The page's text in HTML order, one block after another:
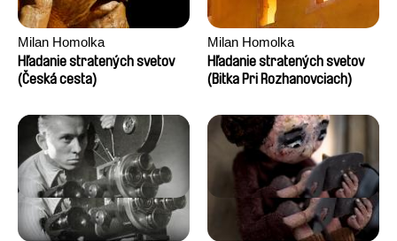
Milan Homolka
Hľadanie stratených svetov
(Česká cesta)
Milan Homolka
Hľadanie stratených svetov
(Bitka Pri Rozhanovciach)